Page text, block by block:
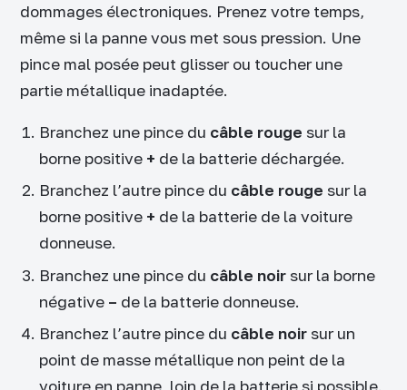
dommages électroniques. Prenez votre temps,
même si la panne vous met sous pression. Une
pince mal posée peut glisser ou toucher une
partie métallique inadaptée.
Branchez une pince du câble rouge sur la
borne positive + de la batterie déchargée.
Branchez l’autre pince du câble rouge sur la
borne positive + de la batterie de la voiture
donneuse.
Branchez une pince du câble noirsur la borne
négative – de la batterie donneuse.
Branchez l’autre pince du câble noirsur un
point de masse métallique non peint de la
voiture en panne, loin de la batterie si possible.